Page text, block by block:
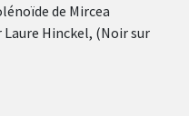
de Mircea
Hinckel, (Noir sur